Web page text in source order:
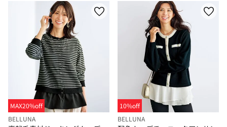
MAX20%off
BELLUNA
10%off
BELLUNA